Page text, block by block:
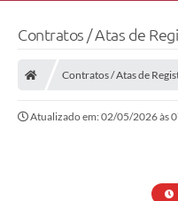
Contratos / Atas de
Contratos / Atas de
Atualizado em: 02/05/2026 às